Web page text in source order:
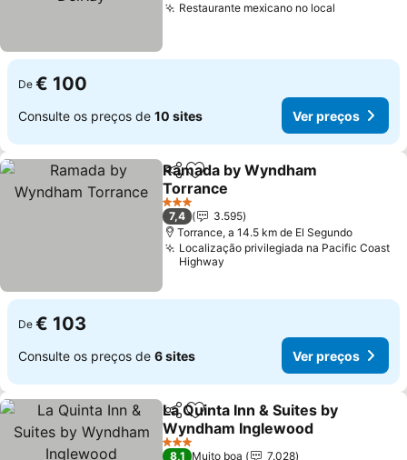
Restaurante mexicano no local
De € 100
Consulte os preços de 10 sites Ver preços
PartilharAdicionar aos favoritos
Ramada by Wyndham
Torrance
3 Estrelas
7,4
3.595
Torrance, a 14.5 km de El Segundo
Localização privilegiada na Pacific Coast
Highway
De € 103
Consulte os preços de 6 sites Ver preços
PartilharAdicionar aos favoritos
La Quinta Inn & Suites by
Wyndham Inglewood
3 Estrelas
8,1 Muito boa 7.028